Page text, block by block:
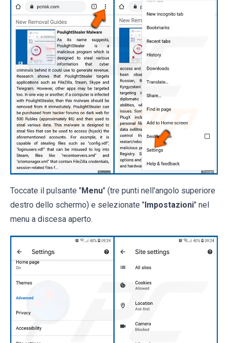
Toccate il pulsante "Menu" (tre punti nell'angolo superiore
destro dello schermo) e selezionate " Impostazioni" nel
menu a discesa aperto.